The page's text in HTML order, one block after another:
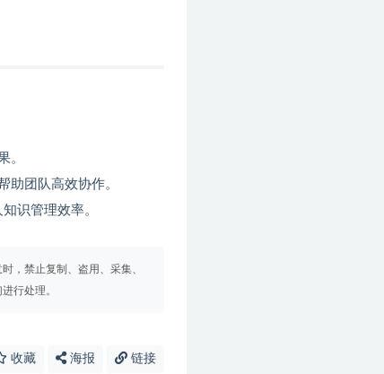
。
助团队高效协作。
识管理效率。
，禁止复制、盗用、采集、
行处理。
收藏 海报 链接